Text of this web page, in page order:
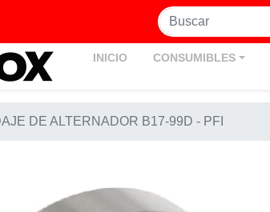
INICIO CONSUMIBLES
DE ALTERNADOR B17-99D - PFI